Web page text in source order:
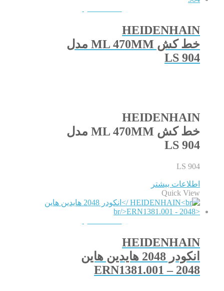
HEIDENHAIN
خط کش ML 470MM مدل
LS 904
HEIDENHAIN
خط کش ML 470MM مدل
LS 904
LS 904
اطلاعات بیشتر
Quick View
HEIDENHAIN
انکودر 2048 هایدین هاین
ERN1381.001 – 2048